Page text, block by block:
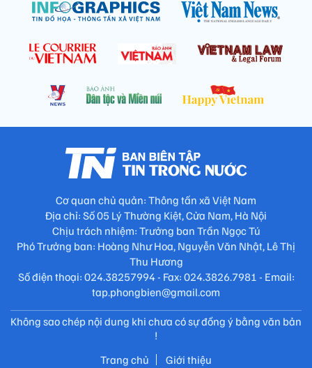
Cơ quan chủ quản: Thông tấn xã Việt Nam
Địa chỉ: Số 05 Lý Thường Kiệt, Cửa Nam, Hà Nội
Chịu trách nhiệm: Trưởng ban Trần Ngọc Tú
Phó Trưởng ban: Hoàng Như Hoa, Nguyễn Văn Nhật, Lê Thị
Thu Hương
Số điện thoại: 024.38257994 - Fax: 024.3826.7981 - Email:
tap.phongbien@gmail.com
Không sao chép nội dung khi chưa có sự đồng ý bằng văn bản
!
Trang chủ
Giới thiệu